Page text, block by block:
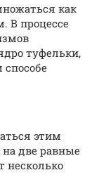
как
В процессе
туфельки,
этим
на две равные
несколько